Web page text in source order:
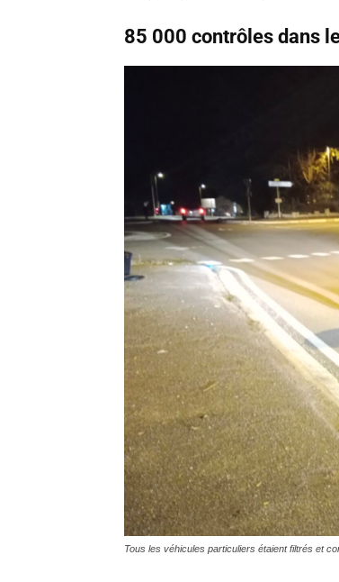
85 000 contrôles dans
Tous les véhicules particuliers étaient filtrés et